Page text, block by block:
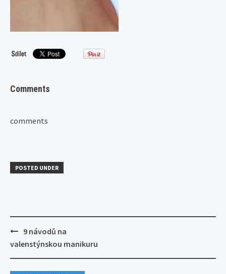
Comments
comments
POSTED UNDER
Post
navigation
9 návodů na
valenstýnskou manikuru